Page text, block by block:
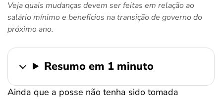
ferramentas
Veja quais mudanças devem ser feitas em relação ao
salário mínimo e benefícios na transição de governo do
próximo ano.
Resumo em 1 minuto
Ainda que a posse não tenha sido tomada